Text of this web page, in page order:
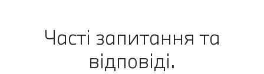
Часті запитання та
відповіді.